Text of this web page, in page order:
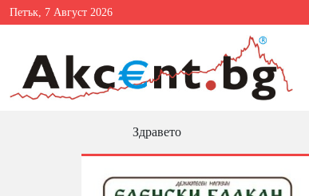
Петък, 7 Август 2026
Здравето